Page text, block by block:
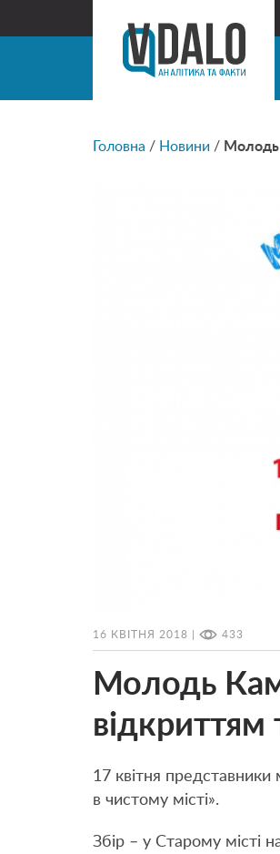
Головна / Новини / Молодь
16 КВІТНЯ 2018 | 433
Молодь
відкриттям
17 квітня представники
в чистому місті».
Збір – у Старому місті